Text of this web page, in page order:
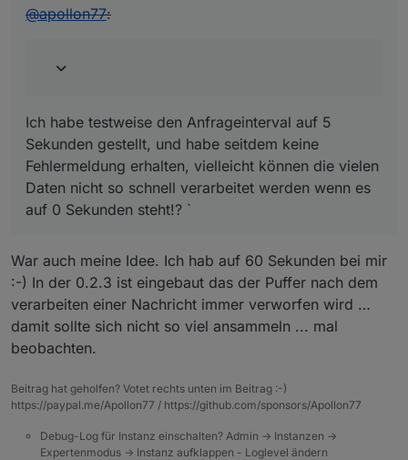
@apollon77:
Ich habe testweise den Anfrageinterval auf 5
Sekunden gestellt, und habe seitdem keine
Fehlermeldung erhalten, vielleicht können die vielen
Daten nicht so schnell verarbeitet werden wenn es
auf 0 Sekunden steht!? `
War auch meine Idee. Ich hab auf 60 Sekunden bei mir
:-) In der 0.2.3 ist eingebaut das der Puffer nach dem
verarbeiten einer Nachricht immer verworfen wird …
damit sollte sich nicht so viel ansammeln ... mal
beobachten.
Beitrag hat geholfen? Votet rechts unten im Beitrag :-)
https://paypal.me/Apollon77 / https://github.com/sponsors/Apollon77
Debug-Log für Instanz einschalten? Admin -> Instanzen ->
Expertenmodus -> Instanz aufklappen - Loglevel ändern